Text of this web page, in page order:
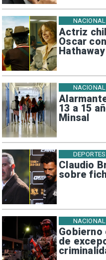
Actriz
Oscar
Hathaway
NACIONAL
13 a 15
Minsal
NACIONAL
Claudio
sobre
DEPORTES
Gobierno
de
NACIONAL